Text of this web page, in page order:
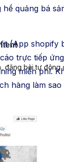
đăng bài tự động
quảng bá
(App shopify
trực tiếp
miễn phí.
hàng làm